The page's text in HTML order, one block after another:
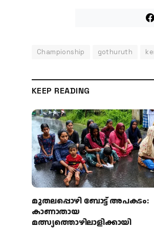
Championship gothuruth
KEEP READING
മുതലപ്പൊഴി ബോട്ട് അപകടം:
കാണാതായ
മത്സ്യത്തൊഴിലാളിക്കായി